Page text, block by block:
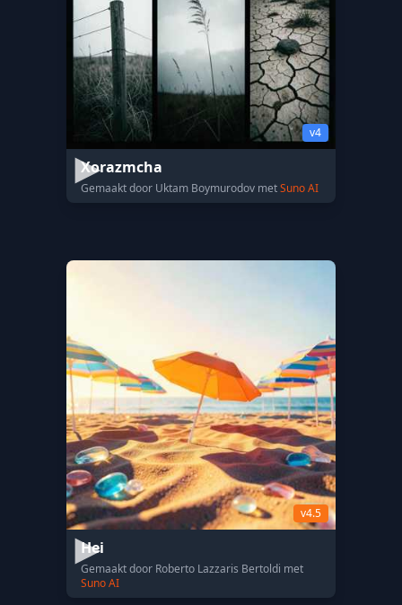
v4
Xorazmcha
Gemaakt door Uktam Boymurodov metSuno AI
v4.5
Hei
Gemaakt door Roberto Lazzaris Bertoldi met
Suno AI